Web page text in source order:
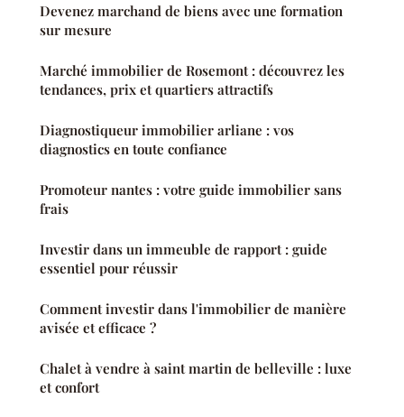
Devenez marchand de biens avec une formation
sur mesure
Marché immobilier de Rosemont : découvrez les
tendances, prix et quartiers attractifs
Diagnostiqueur immobilier arliane : vos
diagnostics en toute confiance
Promoteur nantes : votre guide immobilier sans
frais
Investir dans un immeuble de rapport : guide
essentiel pour réussir
Comment investir dans l'immobilier de manière
avisée et efficace ?
Chalet à vendre à saint martin de belleville : luxe
et confort